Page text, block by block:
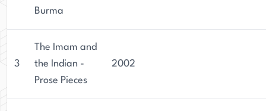
Burma
3
The Imam and
the Indian -
Prose Pieces
2002